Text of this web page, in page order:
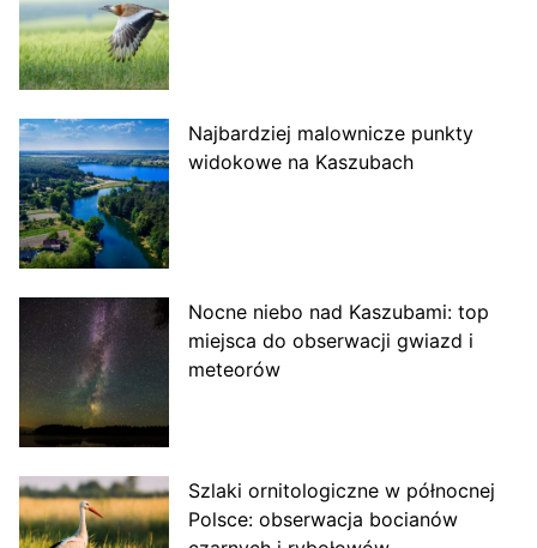
Najbardziej malownicze punkty
widokowe na Kaszubach
Nocne niebo nad Kaszubami: top
miejsca do obserwacji gwiazd i
meteorów
Szlaki ornitologiczne w północnej
Polsce: obserwacja bocianów